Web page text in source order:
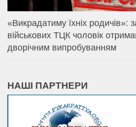
«Викрадатиму їхніх родичів»:
військових ТЦК чоловік
дворічним випробуванням
НАШІ ПАРТНЕРИ